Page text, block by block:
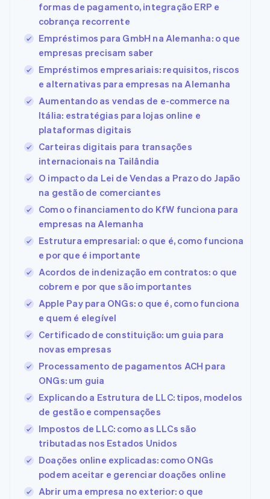
formas de pagamento, integração ERP e
cobrança recorrente
Empréstimos para GmbH na Alemanha: o que
empresas precisam saber
Empréstimos empresariais: requisitos, riscos
e alternativas para empresas na Alemanha
Aumentando as vendas de e-commerce na
Itália: estratégias para lojas online e
plataformas digitais
Carteiras digitais para transações
internacionais na Tailândia
O impacto da Lei de Vendas a Prazo do Japão
na gestão de comerciantes
Como o financiamento do KfW funciona para
empresas na Alemanha
Estrutura empresarial: o que é, como funciona
e por que é importante
Acordos de indenização em contratos: o que
cobrem e por que são importantes
Apple Pay para ONGs: o que é, como funciona
e quem é elegível
Certificado de constituição: um guia para
novas empresas
Processamento de pagamentos ACH para
ONGs: um guia
Explicando a Estrutura de LLC: tipos, modelos
de gestão e compensações
Impostos de LLC: como as LLCs são
tributadas nos Estados Unidos
Doações online explicadas: como ONGs
podem aceitar e gerenciar doações online
Abrir uma empresa no exterior: o que